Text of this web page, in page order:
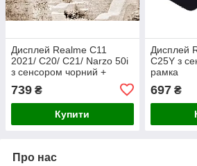
Дисплей Realme C11
2021/ C20/ C21/ Narzo 50i
з сенсором чорний +
739 ₴
Купити
Дисплей
C25Y з
рамка
697₴
Про нас